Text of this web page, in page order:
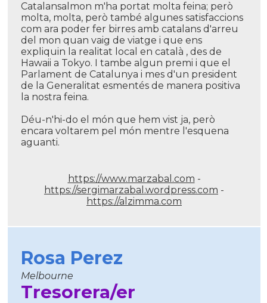
Catalansalmon m'ha portat molta feina; però
molta, molta, però també algunes satisfaccions
com ara poder fer birres amb catalans d'arreu
del mon quan vaig de viatge i que ens
expliquin la realitat local en català , des de
Hawaii a Tokyo. I tambe algun premi i que el
Parlament de Catalunya i mes d'un president
de la Generalitat esmentés de manera positiva
la nostra feina.
Déu-n'hi-do el món que hem vist ja, però
encara voltarem pel món mentre l'esquena
aguanti.
https://www.marzabal.com -
https://sergimarzabal.wordpress.com -
https://alzimma.com
Rosa Perez
Melbourne
Tresorera/er